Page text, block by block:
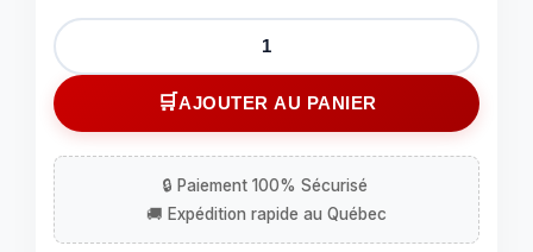
quantité
de
Lumière
de
au
DEL
COB
AJOUTER AU PANIER